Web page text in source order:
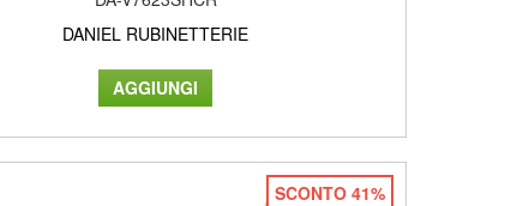
DANIEL RUBINETTERIE
SCONTO 41%